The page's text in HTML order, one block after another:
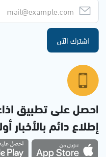
اشترك الآن
احصل على تطبيق
إطلاع دائم بالأخبار